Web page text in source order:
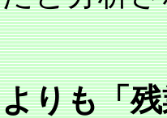
りも「残